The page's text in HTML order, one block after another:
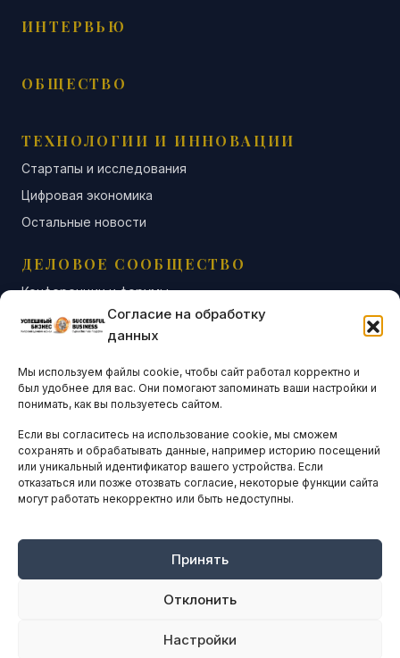
Согласие на обработку
данных
Мы используем файлы cookie, чтобы сайт работал корректно и
был удобнее для вас. Они помогают запоминать ваши настройки и
понимать, как вы пользуетесь сайтом.
Если вы согласитесь на использование cookie, мы сможем
сохранять и обрабатывать данные, например историю посещений
или уникальный идентификатор вашего устройства. Если
отказаться или позже отозвать согласие, некоторые функции сайта
могут работать некорректно или быть недоступны.
Принять
Отклонить
Настройки
ИНТЕРВЬЮ
ОБЩЕСТВО
ТЕХНОЛОГИИ И ИННОВАЦИИ
Стартапы и исследования
Цифровая экономика
Остальные новости
ДЕЛОВОЕ СООБЩЕСТВО
Конференции и форумы
Бизнес-клубы и ассоциации
Остальные новости
АНАЛИТИКА И СТАТИСТИКА
ARTICLES IN ENGLISH
НАВИГАЦИЯ
Оплата онлайн